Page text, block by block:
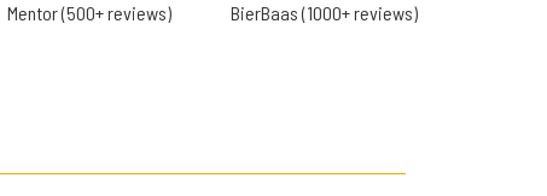
Mentor (500+ reviews) BierBaas (1000+ reviews)